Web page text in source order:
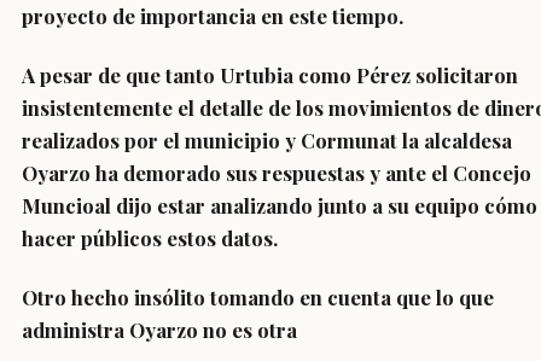
proyecto de importancia en este tiempo.
A pesar de que tanto Urtubia como Pérez solicitaron
insistentemente el detalle de los movimientos de
realizados por el municipio y Cormunat la alcaldesa
Oyarzo ha demorado sus respuestas y ante el Concejo
Muncioal dijo estar analizando junto a su equipo cómo
hacer públicos estos datos.
Otro hecho insólito tomando en cuenta que lo que
administra Oyarzo no es otra